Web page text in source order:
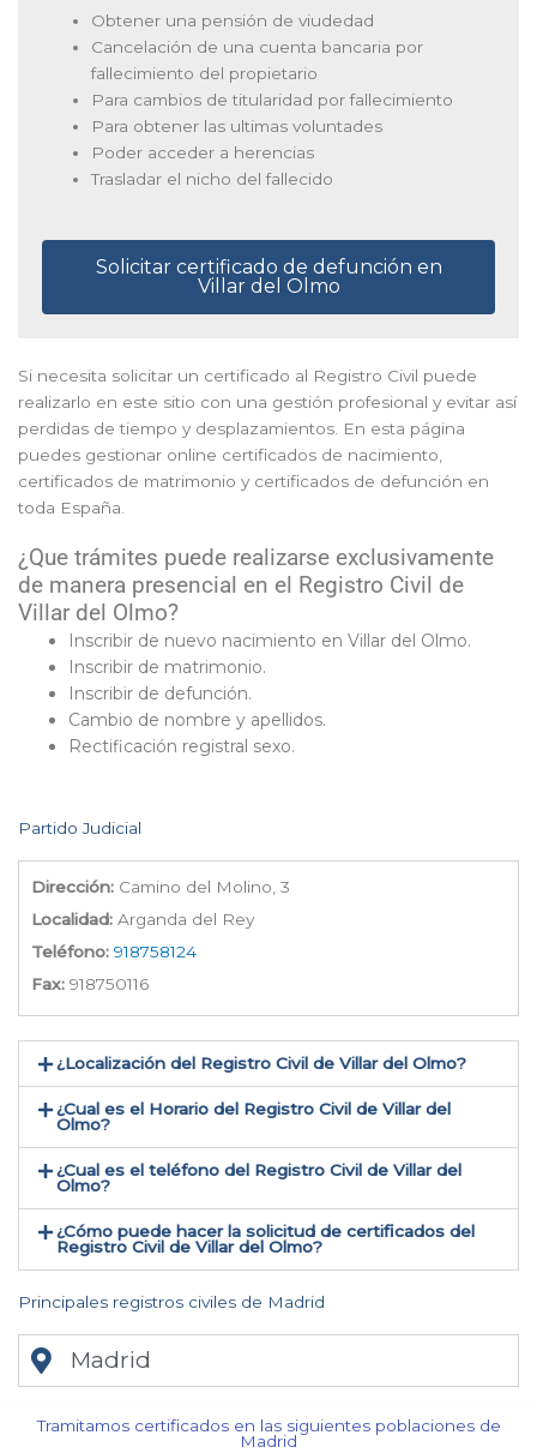
Obtener una pensión de viudedad
Cancelación de una cuenta bancaria por
fallecimiento del propietario
Para cambios de titularidad por fallecimiento
Para obtener las ultimas voluntades
Poder acceder a herencias
Trasladar el nicho del fallecido
Solicitar certificado de defunción en
Villar del Olmo
Si necesita solicitar un certificado al Registro Civil puede
realizarlo en este sitio con una gestión profesional y evitar así
perdidas de tiempo y desplazamientos. En esta página
puedes gestionar online certificados de nacimiento,
certificados de matrimonio y certificados de defunción en
toda España.
¿Que trámites puede realizarse exclusivamente
de manera presencial en el Registro Civil de
Villar del Olmo?
Inscribir de nuevo nacimiento en Villar del Olmo.
Inscribir de matrimonio.
Inscribir de defunción.
Cambio de nombre y apellidos.
Rectificación registral sexo.
Partido Judicial
Dirección: Camino del Molino, 3
Localidad: Arganda del Rey
Teléfono: 918758124
Fax: 918750116
¿Localización del Registro Civil de Villar del Olmo​?
¿Cual es el Horario del Registro Civil de Villar del
Olmo?
¿Cual es el teléfono del Registro Civil de Villar del
Olmo​?
¿Cómo puede hacer la solicitud de certificados del
Registro Civil de Villar del Olmo​?
Principales registros civiles de Madrid
Madrid
Tramitamos certificados en las siguientes poblaciones de
Madrid​